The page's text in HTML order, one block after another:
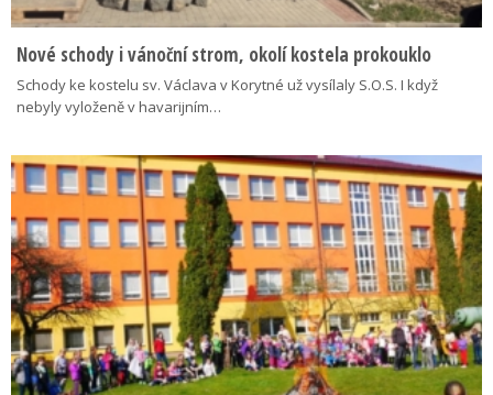
Nové schody i vánoční strom, okolí kostela prokouklo
Schody ke kostelu sv. Václava v Korytné už vysílaly S.O.S. I když
nebyly vyloženě v havarijním…